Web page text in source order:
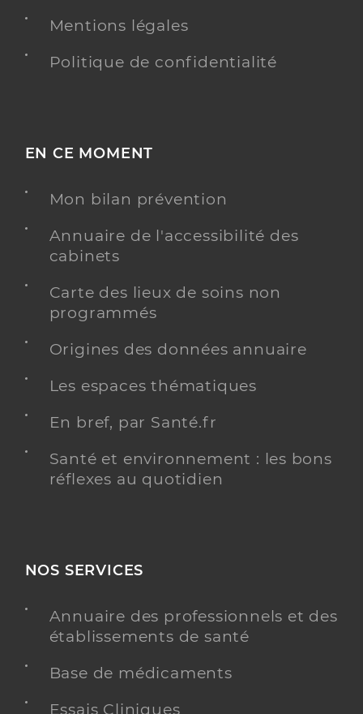
Mentions légales
Politique de confidentialité
EN CE MOMENT
Mon bilan prévention
Annuaire de l'accessibilité des
cabinets
Carte des lieux de soins non
programmés
Origines des données annuaire
Les espaces thématiques
En bref, par Santé.fr
Santé et environnement : les bons
réflexes au quotidien
NOS SERVICES
Annuaire des professionnels et des
établissements de santé
Base de médicaments
Essais Cliniques